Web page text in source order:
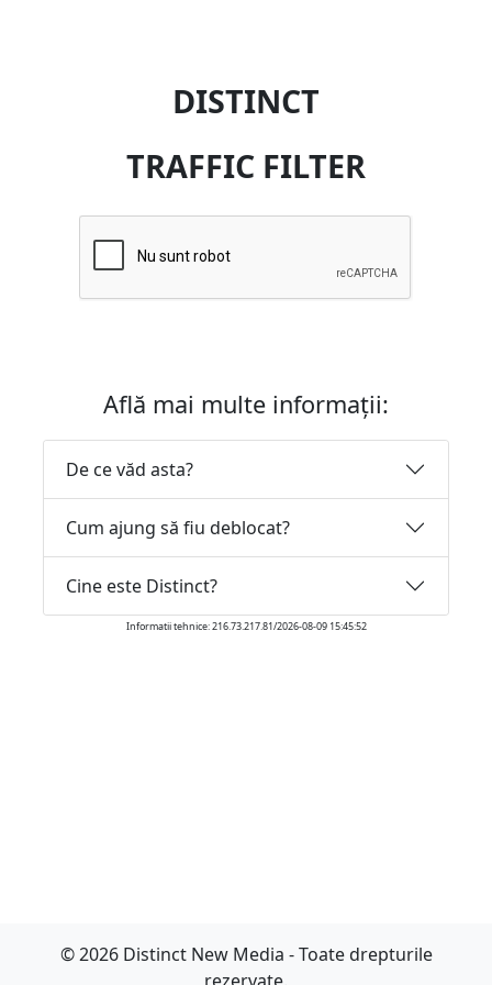
DISTINCT
TRAFFIC FILTER
Află mai multe informații:
De ce văd asta?
Cum ajung să fiu deblocat?
Cine este Distinct?
Informatii tehnice: 216.73.217.81/2026-08-09 15:45:52
© 2026 Distinct New Media - Toate drepturile